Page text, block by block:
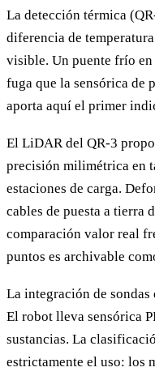
La detección térmica
diferencia de
visible. Un puente frío
fuga que la sensórica de
aporta aquí el primer
El LiDAR del QR-3
precisión milimétrica en
estaciones de carga.
cables de puesta a tierra
comparación valor real
puntos es archivable
La integración de
El robot lleva sensórica
sustancias. La
estrictamente el uso: los